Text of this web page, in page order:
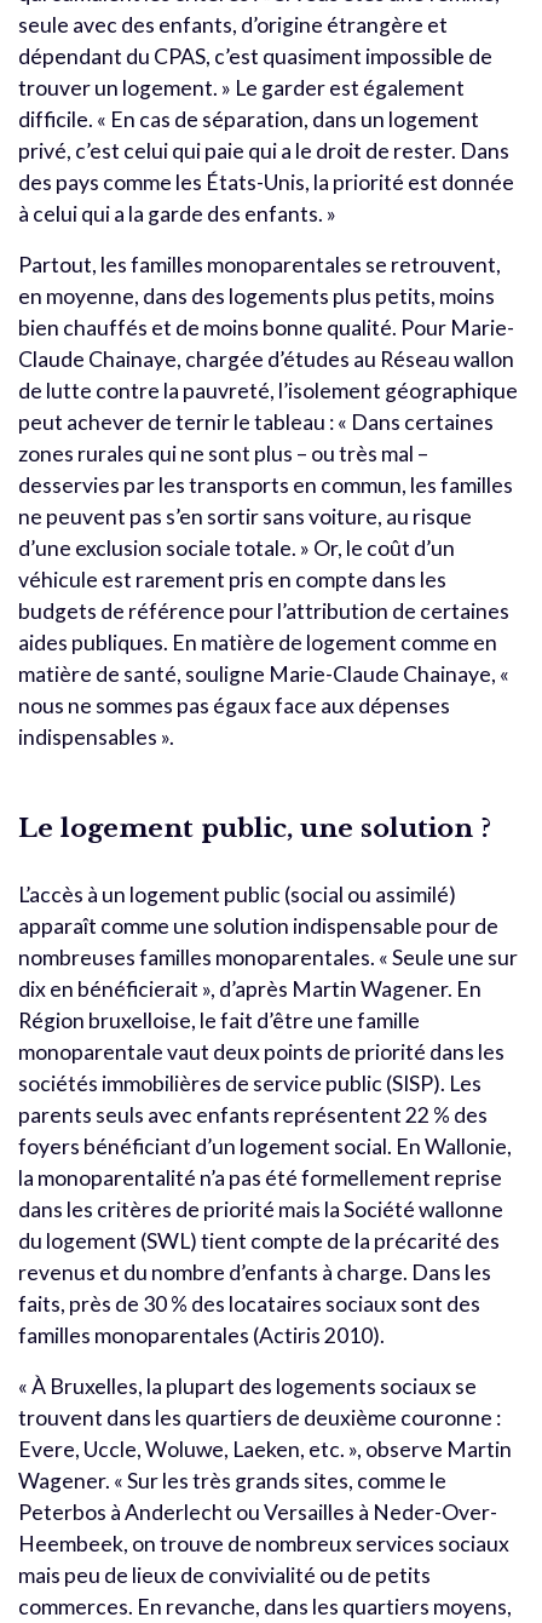
seule avec des enfants, d’origine étrangère et
dépendant du CPAS, c’est quasiment impossible de
trouver un logement. » Le garder est également
difficile. « En cas de séparation, dans un logement
privé, c’est celui qui paie qui a le droit de rester. Dans
des pays comme les États-Unis, la priorité est donnée
à celui qui a la garde des enfants. »
Partout, les familles monoparentales se retrouvent,
en moyenne, dans des logements plus petits, moins
bien chauffés et de moins bonne qualité. Pour Marie-
Claude Chainaye, chargée d’études au Réseau wallon
de lutte contre la pauvreté, l’isolement géographique
peut achever de ternir le tableau : « Dans certaines
zones rurales qui ne sont plus – ou très mal –
desservies par les transports en commun, les familles
ne peuvent pas s’en sortir sans voiture, au risque
d’une exclusion sociale totale. » Or, le coût d’un
véhicule est rarement pris en compte dans les
budgets de référence pour l’attribution de certaines
aides publiques. En matière de logement comme en
matière de santé, souligne Marie-Claude Chainaye, «
nous ne sommes pas égaux face aux dépenses
indispensables ».
Le logement public, une solution ?
L’accès à un logement public (social ou assimilé)
apparaît comme une solution indispensable pour de
nombreuses familles monoparentales. « Seule une sur
dix en bénéficierait », d’après Martin Wagener. En
Région bruxelloise, le fait d’être une famille
monoparentale vaut deux points de priorité dans les
sociétés immobilières de service public (SISP). Les
parents seuls avec enfants représentent 22 % des
foyers bénéficiant d’un logement social. En Wallonie,
la monoparentalité n’a pas été formellement reprise
dans les critères de priorité mais la Société wallonne
du logement (SWL) tient compte de la précarité des
revenus et du nombre d’enfants à charge. Dans les
faits, près de 30 % des locataires sociaux sont des
familles monoparentales (Actiris 2010).
« À Bruxelles, la plupart des logements sociaux se
trouvent dans les quartiers de deuxième couronne :
Evere, Uccle, Woluwe, Laeken, etc. », observe Martin
Wagener. « Sur les très grands sites, comme le
Peterbos à Anderlecht ou Versailles à Neder-Over-
Heembeek, on trouve de nombreux services sociaux
mais peu de lieux de convivialité ou de petits
commerces. En revanche, dans les quartiers moyens,